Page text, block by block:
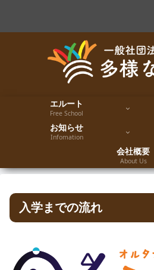
エルート
Free School
お知らせ
Infomation
会社概要
About Us
入学までの流れ